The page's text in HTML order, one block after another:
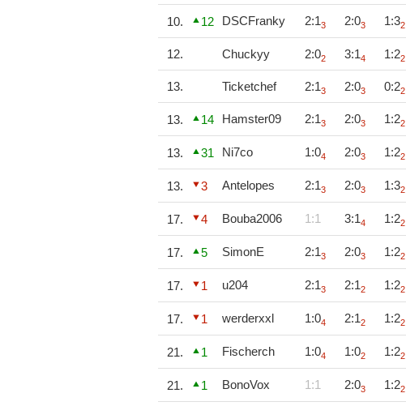
10. 12 DSCFranky 2:13 2:03 1:32
12. Chuckyy 2:02 3:14 1:22
13. Ticketchef 2:13 2:03 0:22
13. 14 Hamster09 2:13 2:03 1:22
13. 31 Ni7co 1:04 2:03 1:22
13. 3 Antelopes 2:13 2:03 1:32
17. 4 Bouba2006 1:1 3:14 1:22
17. 5 SimonE 2:13 2:03 1:22
17. 1 u204 2:13 2:12 1:22
17. 1 werderxxl 1:04 2:12 1:22
21. 1 Fischerch 1:04 1:02 1:22
21. 1 BonoVox 1:1 2:03 1:22